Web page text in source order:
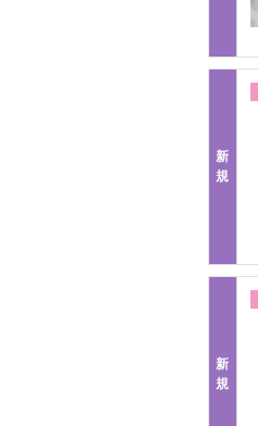
新
規
新
規